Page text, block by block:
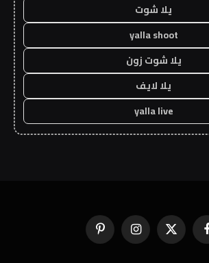
يلا شوت
yalla shoot
يلا شوت زون
يلا لايف
yalla live
فيسبوك X
(Twitter)
الانستغرامبينتيريست